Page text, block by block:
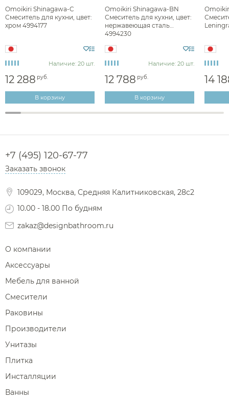
Omoikiri Shinagawa-C
Смеситель для кухни, цвет:
хром 4994177
Наличие: 20 шт.
12 288 руб.
В корзину
Omoikiri Shinagawa-BN
Смеситель для кухни, цвет:
нержавеющая сталь
4994230
Наличие: 20 шт.
12 788 руб.
В корзину
14
+7 (495) 120-67-77
Заказать звонок
109029, Москва, Средняя Калитниковская, 28с2
10.00 - 18.00 По будням
zakaz@designbathroom.ru
О компании
Аксессуары
Мебель для ванной
Смесители
Раковины
Производители
Унитазы
Плитка
Инсталляции
Ванны